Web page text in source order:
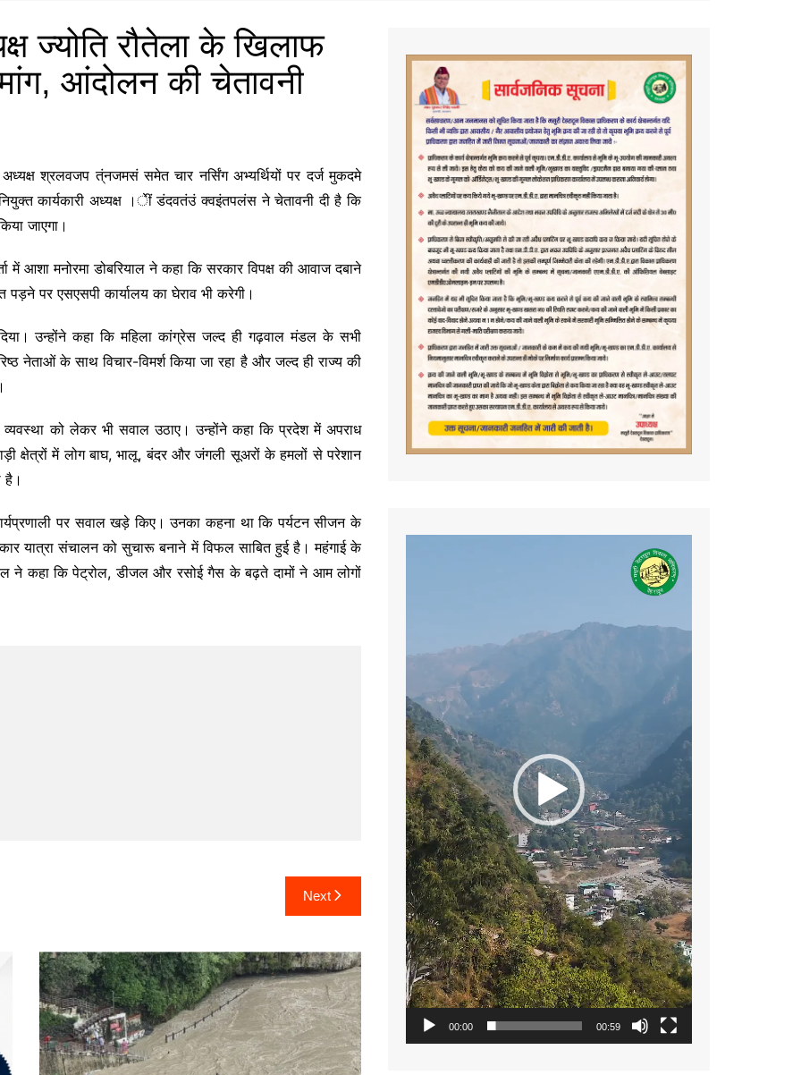
ज्योति रौतेला के खिलाफ
आंदोलन की चेतावनी
श्रलवजप त्ंनजमसं समेत चार नर्सिंग अभ्यर्थियों पर दर्ज मुकदमे
कार्यकारी अध्यक्ष ।ेीं डंदवतंउं क्वइंतपलंस ने चेतावनी दी है कि
जाएगा।
में आशा मनोरमा डोबरियाल ने कहा कि सरकार विपक्ष की आवाज दबाने
पर एसएसपी कार्यालय का घेराव भी करेगी।
उन्होंने कहा कि महिला कांग्रेस जल्द ही गढ़वाल मंडल के सभी
नेताओं के साथ विचार-विमर्श किया जा रहा है और जल्द ही राज्य की
व्यवस्था को लेकर भी सवाल उठाए। उन्होंने कहा कि प्रदेश में अपराध
क्षेत्रों में लोग बाघ, भालू, बंदर और जंगली सूअरों के हमलों से परेशान
है।
पर सवाल खड़े किए। उनका कहना था कि पर्यटन सीजन के
यात्रा संचालन को सुचारू बनाने में विफल साबित हुई है। महंगाई के
ने कहा कि पेट्रोल, डीजल और रसोई गैस के बढ़ते दामों ने आम लोगों
Next
00:00 00:59